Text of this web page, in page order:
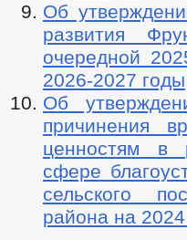
Об
развития
очередной
2026-2027 годы
Об
причинения
ценностям в
сфере
сельского
района на 2024